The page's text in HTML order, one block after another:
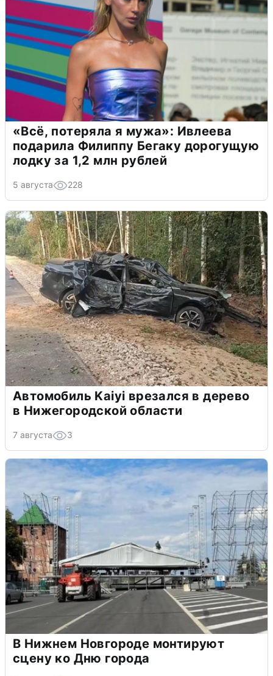
«Всё, потеряла я мужа»: Ивлеева
подарила Филиппу Бегаку дорогущую
лодку за 1,2 млн рублей
5 августа 228
Автомобиль Kaiyi врезался в дерево
в Нижегородской области
7 августа 3
В Нижнем Новгороде монтируют
сцену ко Дню города